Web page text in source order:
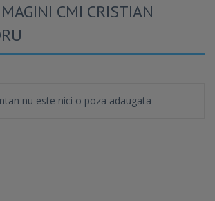
CMI CRISTIAN
nu este nici o poza adaugata